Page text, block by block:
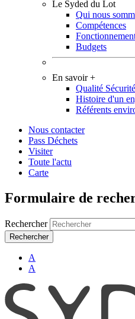
Le Syded du Lot
Qui nous
Compétences
Budgets
En savoir +
Qualité
Histoire d'un
Référents
Nous contacter
Pass Déchets
Visiter
Toute l'actu
Carte
Formulaire de
Rechercher
A
A